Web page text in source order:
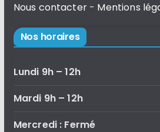
Nous contacter- Mentions
Nos horaires
Lundi 9h – 12h
Mardi 9h – 12h
Mercredi : Fermé